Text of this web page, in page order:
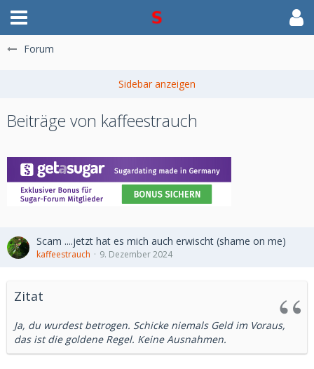
Forum
Beiträge von kaffeestrauch
Scam ....jetzt hat es mich auch erwischt (shame on me)
kaffeestrauch 9. Dezember 2024
Zitat
Ja, du wurdest betrogen. Schicke niemals Geld im Voraus,
das ist die goldene Regel. Keine Ausnahmen.